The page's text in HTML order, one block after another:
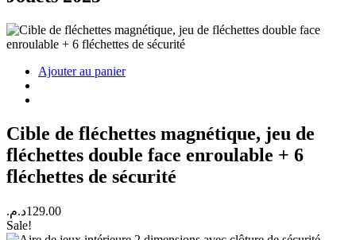
Ajouter au panier
Cible de fléchettes magnétique, jeu de
fléchettes double face enroulable + 6
fléchettes de sécurité
129.00د.م.
Sale!